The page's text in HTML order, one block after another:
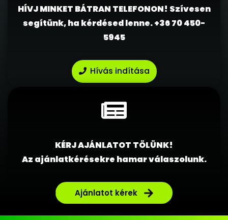
HÍVJ MINKET BÁTRAN TELEFONON! Szívesen
segítünk, ha kérdésed lenne.+36 70 450-
5945
Hívás indítása
KÉRJ AJÁNLATOT TÖLÜNK!
Az ajánlatkérésekre hamar válaszolunk.
Ajánlatot kérek